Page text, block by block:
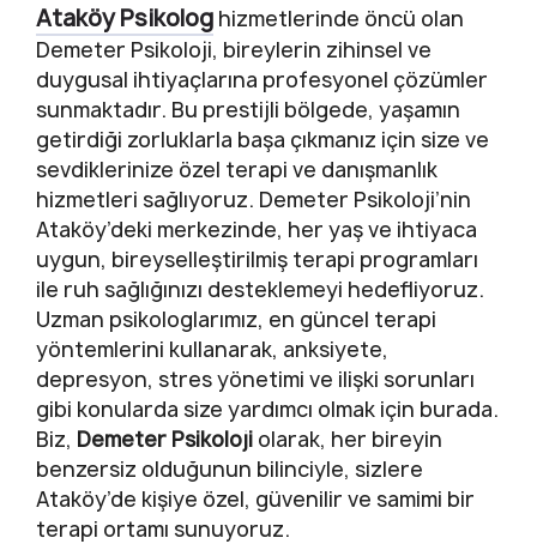
Ataköy Psikolog hizmetlerinde öncü olan
Demeter Psikoloji, bireylerin zihinsel ve
duygusal ihtiyaçlarına profesyonel çözümler
sunmaktadır. Bu prestijli bölgede, yaşamın
getirdiği zorluklarla başa çıkmanız için size ve
sevdiklerinize özel terapi ve danışmanlık
hizmetleri sağlıyoruz. Demeter Psikoloji’nin
Ataköy’deki merkezinde, her yaş ve ihtiyaca
uygun, bireyselleştirilmiş terapi programları
ile ruh sağlığınızı desteklemeyi hedefliyoruz.
Uzman psikologlarımız, en güncel terapi
yöntemlerini kullanarak, anksiyete,
depresyon, stres yönetimi ve ilişki sorunları
gibi konularda size yardımcı olmak için burada.
Biz, Demeter Psikoloji olarak, her bireyin
benzersiz olduğunun bilinciyle, sizlere
Ataköy’de kişiye özel, güvenilir ve samimi bir
terapi ortamı sunuyoruz.